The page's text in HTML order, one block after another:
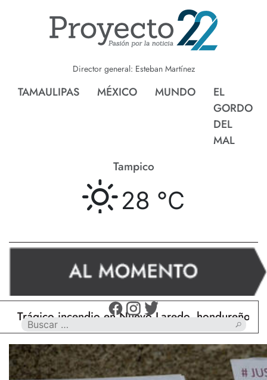
Director general: Esteban Martínez
TAMAULIPAS MÉXICO MUNDO
EL
GORDO
DEL
MAL
Tampico
28 °C
incendio en Nuevo Laredo, hondureño muere